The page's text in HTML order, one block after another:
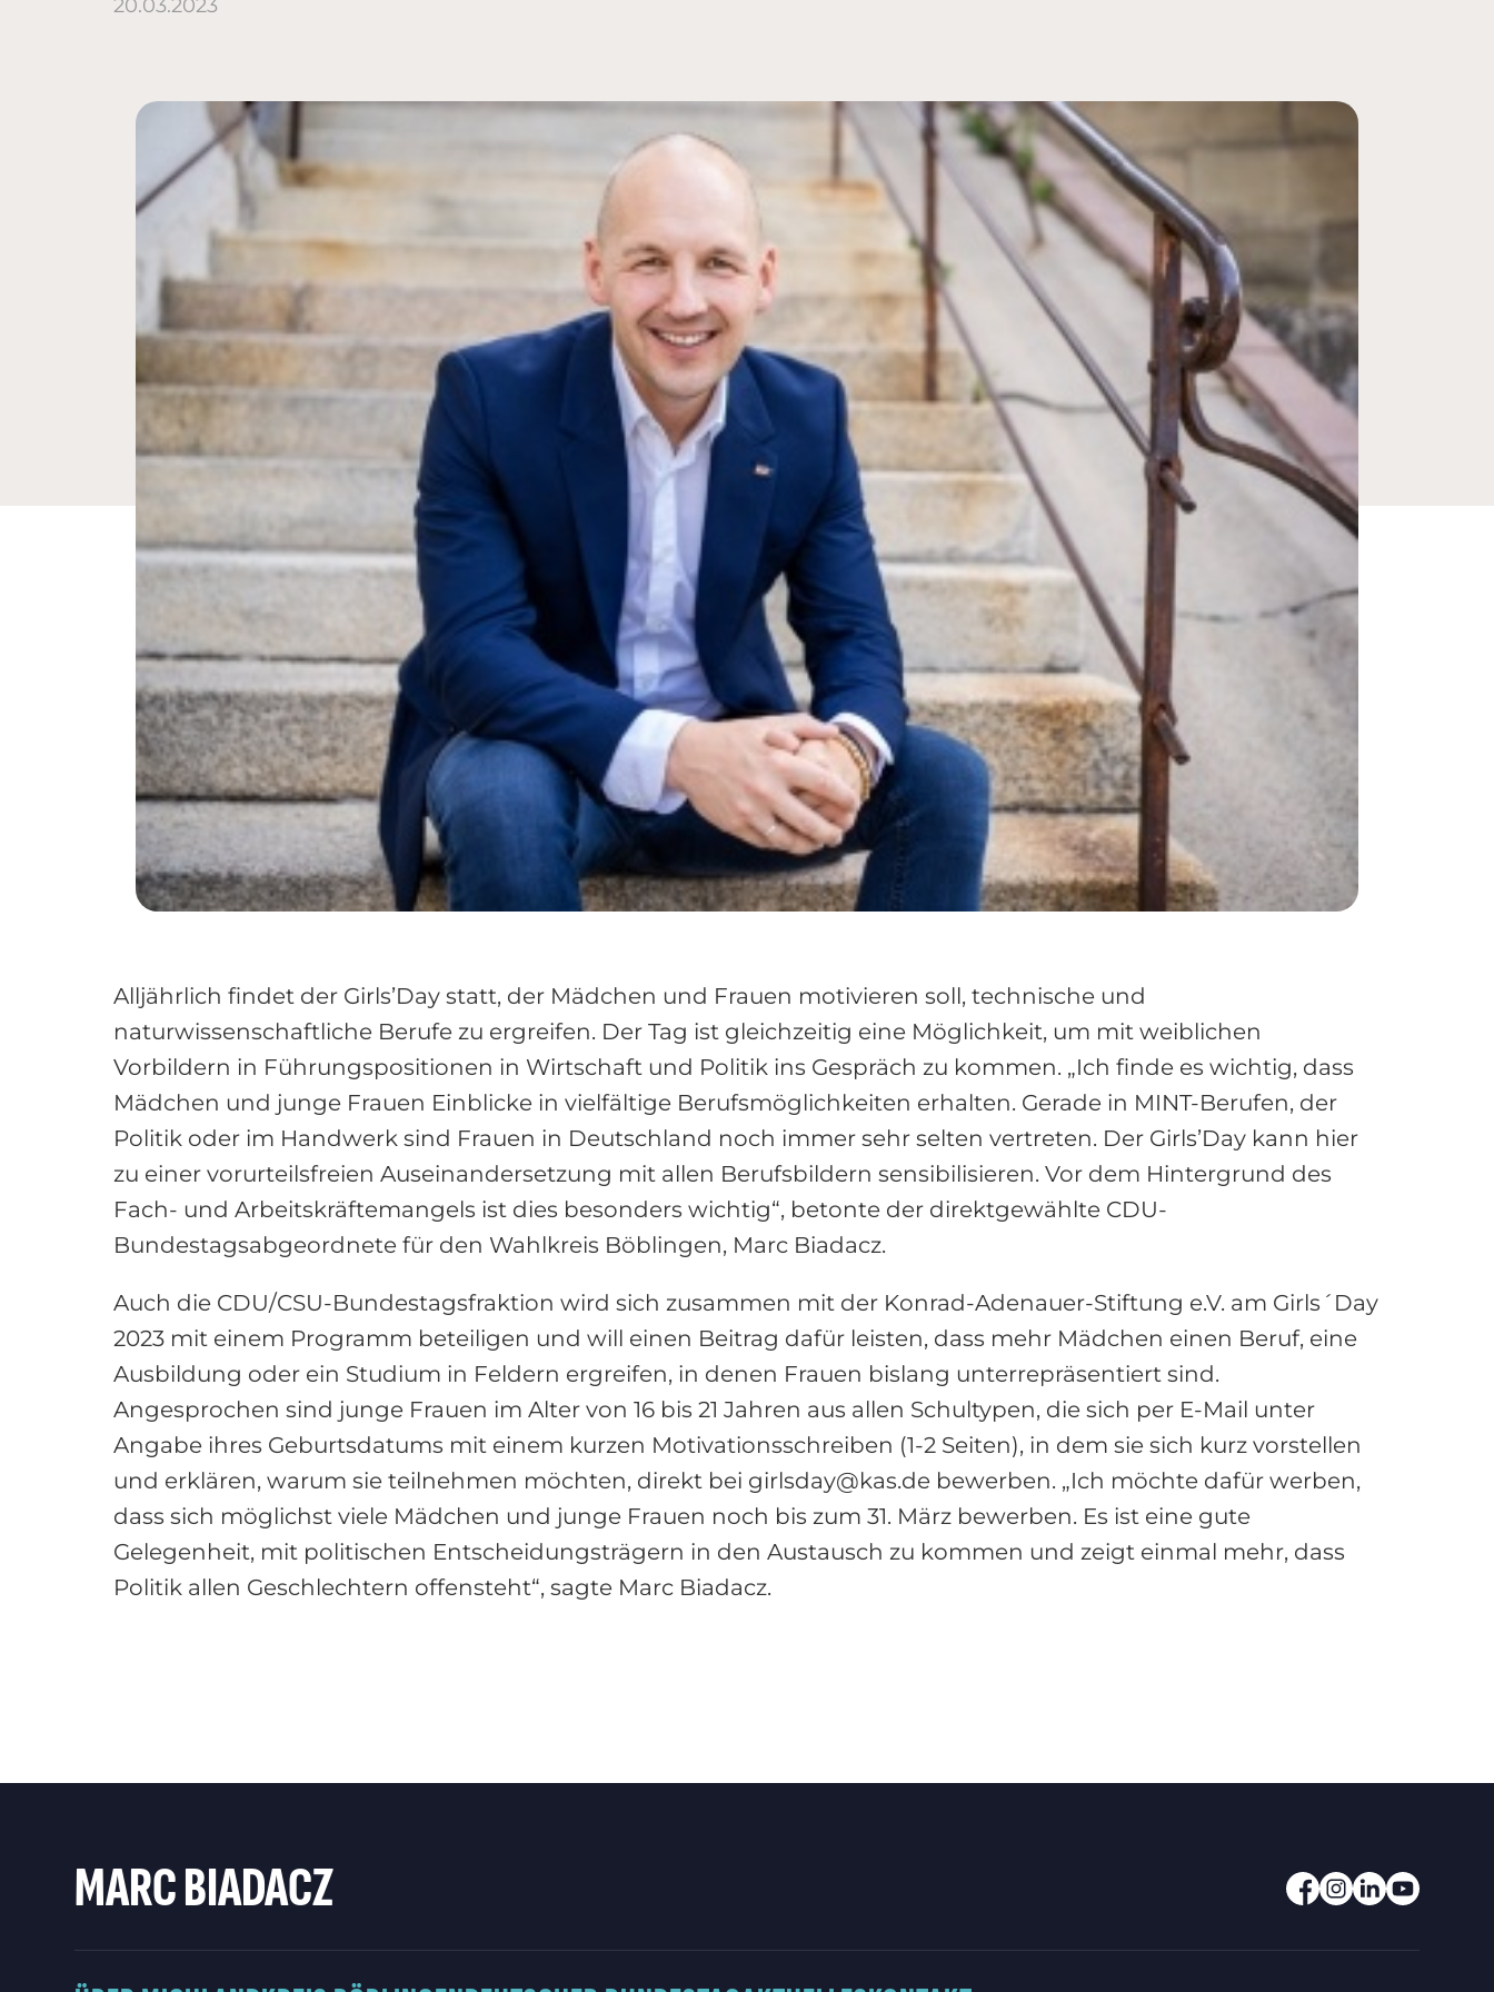
20.03.2023
Alljährlich findet der Girls’Day statt, der Mädchen und Frauen motivieren soll, technische und
naturwissenschaftliche Berufe zu ergreifen. Der Tag ist gleichzeitig eine Möglichkeit, um mit weiblichen
Vorbildern in Führungspositionen in Wirtschaft und Politik ins Gespräch zu kommen. „Ich finde es wichtig, dass
Mädchen und junge Frauen Einblicke in vielfältige Berufsmöglichkeiten erhalten. Gerade in MINT-Berufen, der
Politik oder im Handwerk sind Frauen in Deutschland noch immer sehr selten vertreten. Der Girls’Day kann hier
zu einer vorurteilsfreien Auseinandersetzung mit allen Berufsbildern sensibilisieren. Vor dem Hintergrund des
Fach- und Arbeitskräftemangels ist dies besonders wichtig“, betonte der direktgewählte CDU-
Bundestagsabgeordnete für den Wahlkreis Böblingen, Marc Biadacz.
Auch die CDU/CSU-Bundestagsfraktion wird sich zusammen mit der Konrad-Adenauer-Stiftung e.V. am Girls´Day
2023 mit einem Programm beteiligen und will einen Beitrag dafür leisten, dass mehr Mädchen einen Beruf, eine
Ausbildung oder ein Studium in Feldern ergreifen, in denen Frauen bislang unterrepräsentiert sind.
Angesprochen sind junge Frauen im Alter von 16 bis 21 Jahren aus allen Schultypen, die sich per E-Mail unter
Angabe ihres Geburtsdatums mit einem kurzen Motivationsschreiben (1-2 Seiten), in dem sie sich kurz vorstellen
und erklären, warum sie teilnehmen möchten, direkt bei girlsday@kas.de bewerben. „Ich möchte dafür werben,
dass sich möglichst viele Mädchen und junge Frauen noch bis zum 31. März bewerben. Es ist eine gute
Gelegenheit, mit politischen Entscheidungsträgern in den Austausch zu kommen und zeigt einmal mehr, dass
Politik allen Geschlechtern offensteht“, sagte Marc Biadacz.
MARC BIADACZ